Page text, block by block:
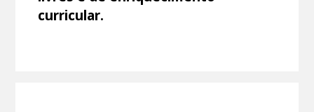
curricular.